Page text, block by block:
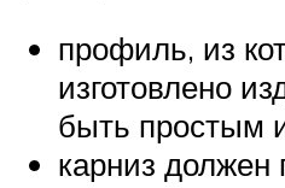
профиль, из
изготовлено
быть простым
карниз должен